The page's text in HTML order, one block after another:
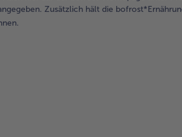
Zusätzlich hält die